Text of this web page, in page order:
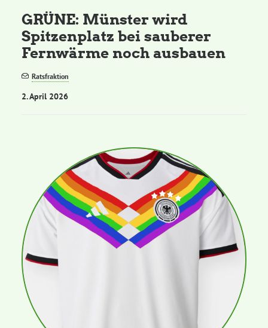
GRÜNE: Münster wird
Spitzenplatz bei sauberer
Fernwärme noch ausbauen
Ratsfraktion
2. April 2026